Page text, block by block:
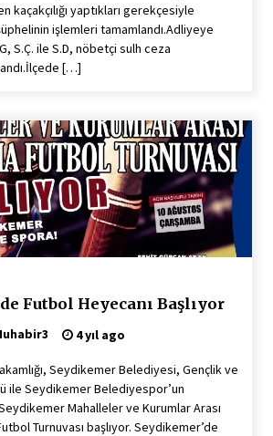
kaçakçılığı yaptıkları gerekçesiyle
işlemleri tamamlandı.Adliyeye
S.Ç. ile S.D, nöbetçi sulh ceza
[…]
Futbol Heyecanı Başlıyor
4 yıl ago
Seydikemer Belediyesi, Gençlik ve
ile Seydikemer Belediyespor’un
Mahalleler ve Kurumlar Arası
Futbol Turnuvası başlıyor. Seydikemer’de